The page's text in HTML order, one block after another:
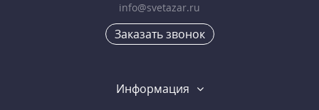
info@svetazar.ru
Заказать звонок
Информация